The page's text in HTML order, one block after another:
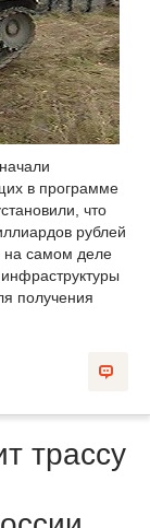
в программе
что
рублей
на самом деле
получения
трассу